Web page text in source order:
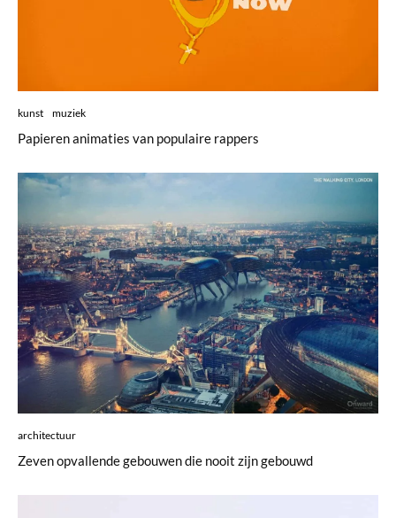
kunst muziek
Papieren animaties van populaire rappers
architectuur
Zeven opvallende gebouwen die nooit zijn gebouwd